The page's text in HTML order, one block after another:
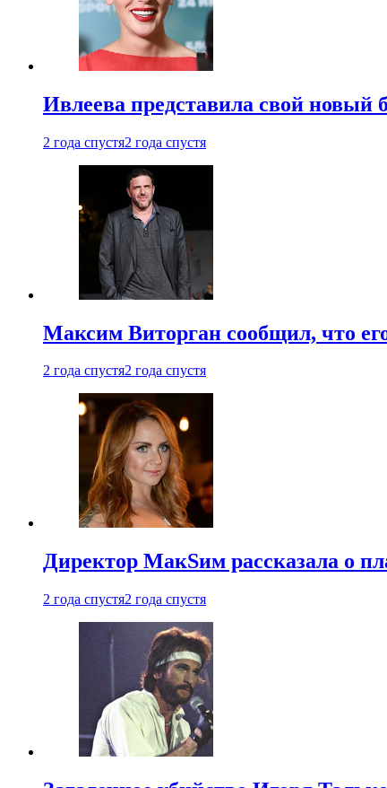
Ивлеева представила свой новый
2 года спустя2 года спустя
Максим Виторган сообщил, что
2 года спустя2 года спустя
Директор МакSим рассказала о
2 года спустя2 года спустя